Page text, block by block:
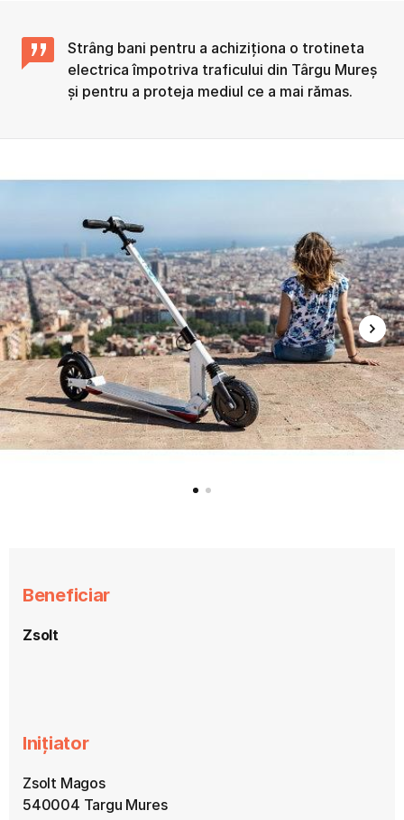
Strâng bani pentru a achiziționa o trotineta
electrica împotriva traficului din Târgu Mureș
și pentru a proteja mediul ce a mai rămas.
Beneficiar
Zsolt
Inițiator
Zsolt Magos
540004 Targu Mures